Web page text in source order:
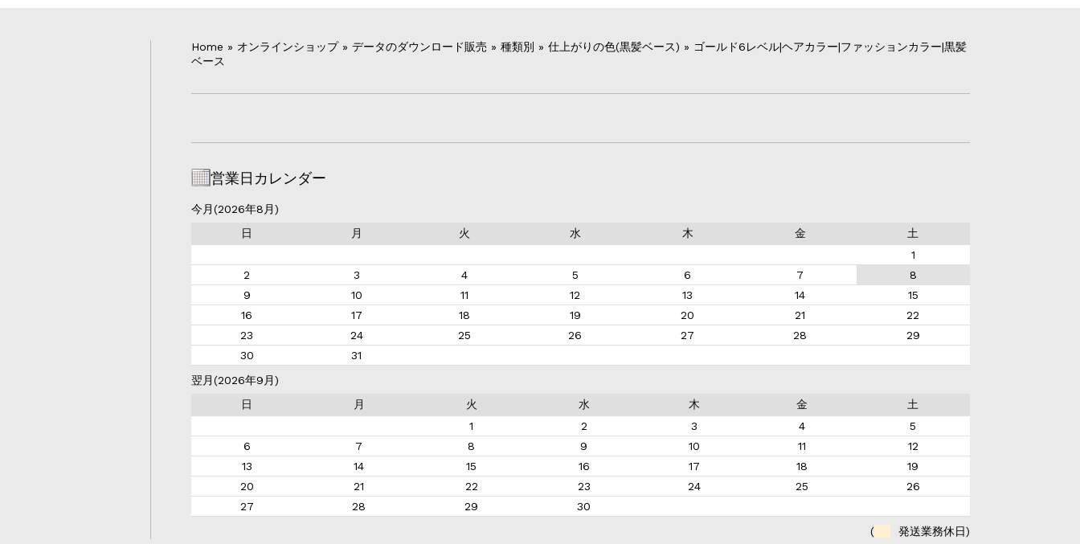
Home » オンラインショップ » データのダウンロード販売 » 種類別 » 仕上がりの色(黒髪ベース) » ゴールド6レベル|ヘアカラー|ファッションカラー|黒髪
ベース
営業日カレンダー
今月(2026年8月)
日
月 火 水 木 金
土
1
2
3 4 5 6 7
8
9
10 11 12 13 14
15
16
17 18 19 20 21
22
23
24 25 26 27 28
29
30
31
翌月(2026年9月)
日
月 火 水 木 金
土
1
2 3 4
5
6
7 8 9 10 11
12
13
14 15 16 17 18
19
20
21 22 23 24 25
26
27
28 29
30
(
発送業務休日)